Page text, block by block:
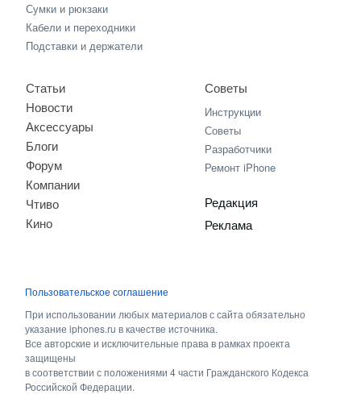
Сумки и рюкзаки
Кабели и переходники
Подставки и держатели
Статьи
Новости
Аксессуары
Блоги
Форум
Компании
Чтиво
Кино
Советы
Инструкции
Советы
Разработчики
Ремонт iPhone
Редакция
Реклама
Пользовательское соглашение
При использовании любых материалов с сайта обязательно
указание iphones.ru в качестве источника.
Все авторские и исключительные права в рамках проекта
защищены
в соответствии с положениями 4 части Гражданского Кодекса
Российской Федерации.